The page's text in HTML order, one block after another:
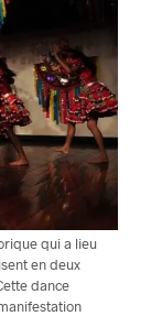
qui a lieu
en deux
dance